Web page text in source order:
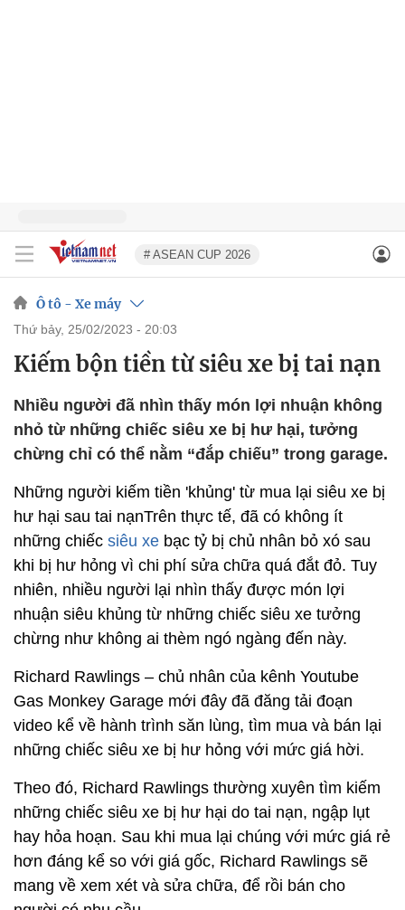
# ASEAN CUP 2026
Ô tô - Xe máy
thứ bảy, 25/02/2023 - 20:03
Kiếm bộn tiền từ siêu xe bị tai nạn
Nhiều người đã nhìn thấy món lợi nhuận không
nhỏ từ những chiếc siêu xe bị hư hại, tưởng
chừng chỉ có thể nằm “đắp chiếu” trong garage.
Những người kiếm tiền 'khủng' từ mua lại siêu xe bị
hư hại sau tai nạnTrên thực tế, đã có không ít
những chiếc siêu xe bạc tỷ bị chủ nhân bỏ xó sau
khi bị hư hỏng vì chi phí sửa chữa quá đắt đỏ. Tuy
nhiên, nhiều người lại nhìn thấy được món lợi
nhuận siêu khủng từ những chiếc siêu xe tưởng
chừng như không ai thèm ngó ngàng đến này.
Richard Rawlings – chủ nhân của kênh Youtube
Gas Monkey Garage mới đây đã đăng tải đoạn
video kể về hành trình săn lùng, tìm mua và bán lại
những chiếc siêu xe bị hư hỏng với mức giá hời.
Theo đó, Richard Rawlings thường xuyên tìm kiếm
những chiếc siêu xe bị hư hại do tai nạn, ngập lụt
hay hỏa hoạn. Sau khi mua lại chúng với mức giá rẻ
hơn đáng kể so với giá gốc, Richard Rawlings sẽ
mang về xem xét và sửa chữa, để rồi bán cho